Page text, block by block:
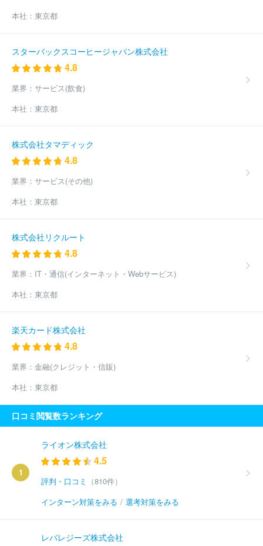
本社： 東京都
スターバックスコーヒージャパン株式会社
4.8
業界： サービス(飲食)
本社： 東京都
株式会社タマディック
4.8
業界： サービス(その他)
本社： 東京都
株式会社リクルート
4.8
業界： IT・通信(インターネット・Webサービス)
本社： 東京都
楽天カード株式会社
4.8
業界： 金融(クレジット・信販)
本社： 東京都
口コミ閲覧数ランキング
1
ライオン株式会社
4.5
評判・口コミ
（810件）
インターン対策をみる / 選考対策をみる
レバレジーズ株式会社